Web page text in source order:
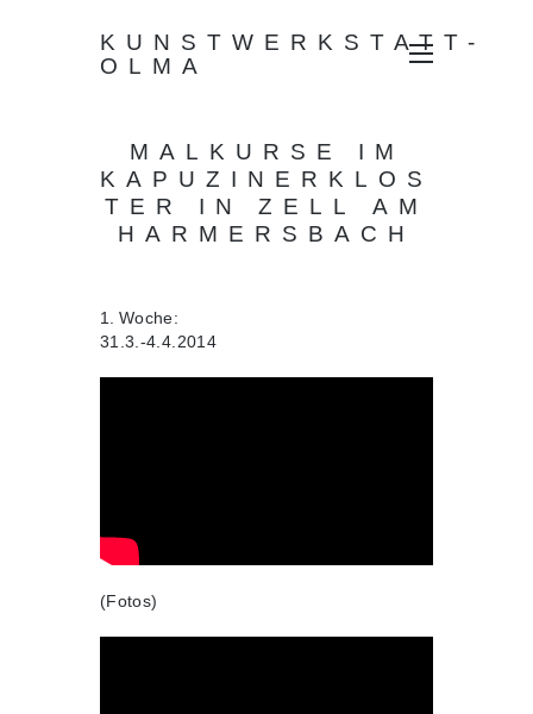
KUNSTWERKSTATT-
OLMA
MALKURSE IM
KAPUZINERKLOS
TER IN ZELL AM
HARMERSBACH
1. Woche:
31.3.-4.4.2014
(Fotos)